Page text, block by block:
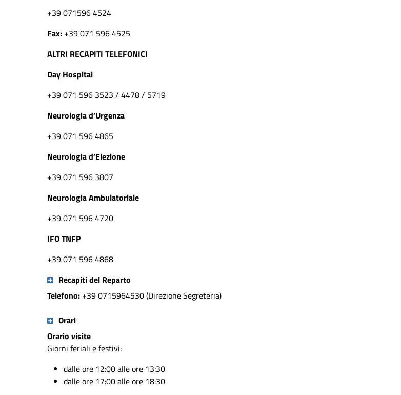
+39 071596 4524
Fax: +39 071 596 4525
ALTRI RECAPITI TELEFONICI
Day Hospital
+39 071 596 3523 / 4478 / 5719
Neurologia d’Urgenza
+39 071 596 4865
Neurologia d’Elezione
+39 071 596 3807
Neurologia Ambulatoriale
+39 071 596 4720
IFO TNFP
+39 071 596 4868
Recapiti del Reparto
Telefono: +39 0715964530 (Direzione Segreteria)
Orari
Orario visite
Giorni feriali e festivi:
dalle ore 12:00 alle ore 13:30
dalle ore 17:00 alle ore 18:30